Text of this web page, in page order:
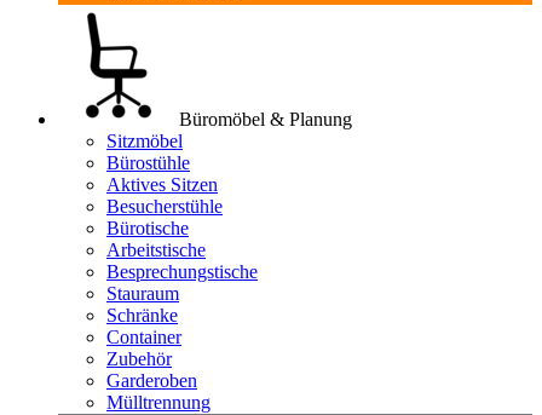
Büromöbel & Planung
Sitzmöbel
Bürostühle
Aktives Sitzen
Besucherstühle
Bürotische
Arbeitstische
Besprechungstische
Stauraum
Schränke
Container
Zubehör
Garderoben
Mülltrennung